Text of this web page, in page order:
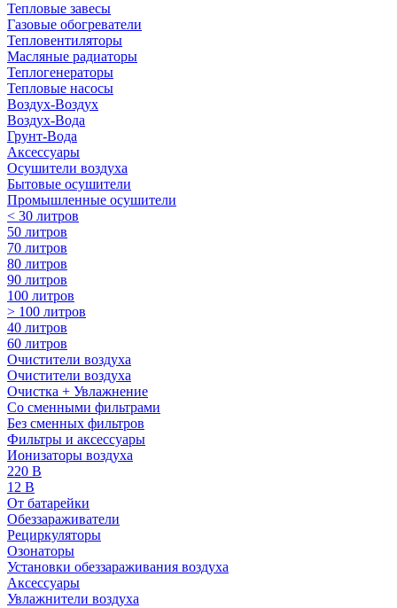
Тепловые завесы
Газовые обогреватели
Тепловентиляторы
Масляные радиаторы
Теплогенераторы
Тепловые насосы
Воздух-Воздух
Воздух-Вода
Грунт-Вода
Аксессуары
Осушители воздуха
Бытовые осушители
Промышленные осушители
< 30 литров
50 литров
70 литров
80 литров
90 литров
100 литров
> 100 литров
40 литров
60 литров
Очистители воздуха
Очистители воздуха
Очистка + Увлажнение
Cо сменными фильтрами
Без сменных фильтров
Фильтры и аксессуары
Ионизаторы воздуха
220 В
12 В
От батарейки
Обеззараживатели
Рециркуляторы
Озонаторы
Установки обеззараживания воздуха
Аксессуары
Увлажнители воздуха